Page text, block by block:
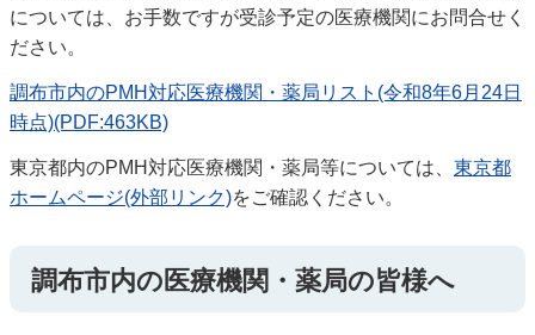
については、お手数ですが受診予定の医療機関にお問合せく
ださい。
調布市内のPMH対応医療機関・薬局リスト(令和8年6月24日
時点)(PDF:463KB)
東京都内のPMH対応医療機関・薬局等については、 東京都
ホームページ(外部リンク)をご確認ください。
調布市内の医療機関・薬局の皆様へ